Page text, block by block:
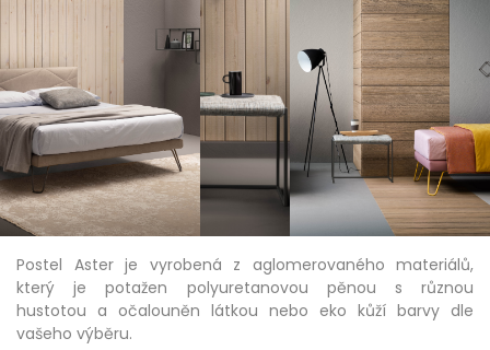
Postel Aster je vyrobená z aglomerovaného materiálů,
který je potažen polyuretanovou pěnou s různou
hustotou a očalouněn látkou nebo eko kůží barvy dle
vašeho výběru.